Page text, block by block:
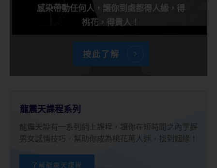
感染帶動任何人，讓你到處都得人緣，得
桃花，得貴人！
按此了解
龍震天課程系列
龍震天設有一系列網上課程，讓你在短時間之內掌握
男女感情技巧，幫助你成為桃花萬人迷，找到姻緣！
了解龍震天課程